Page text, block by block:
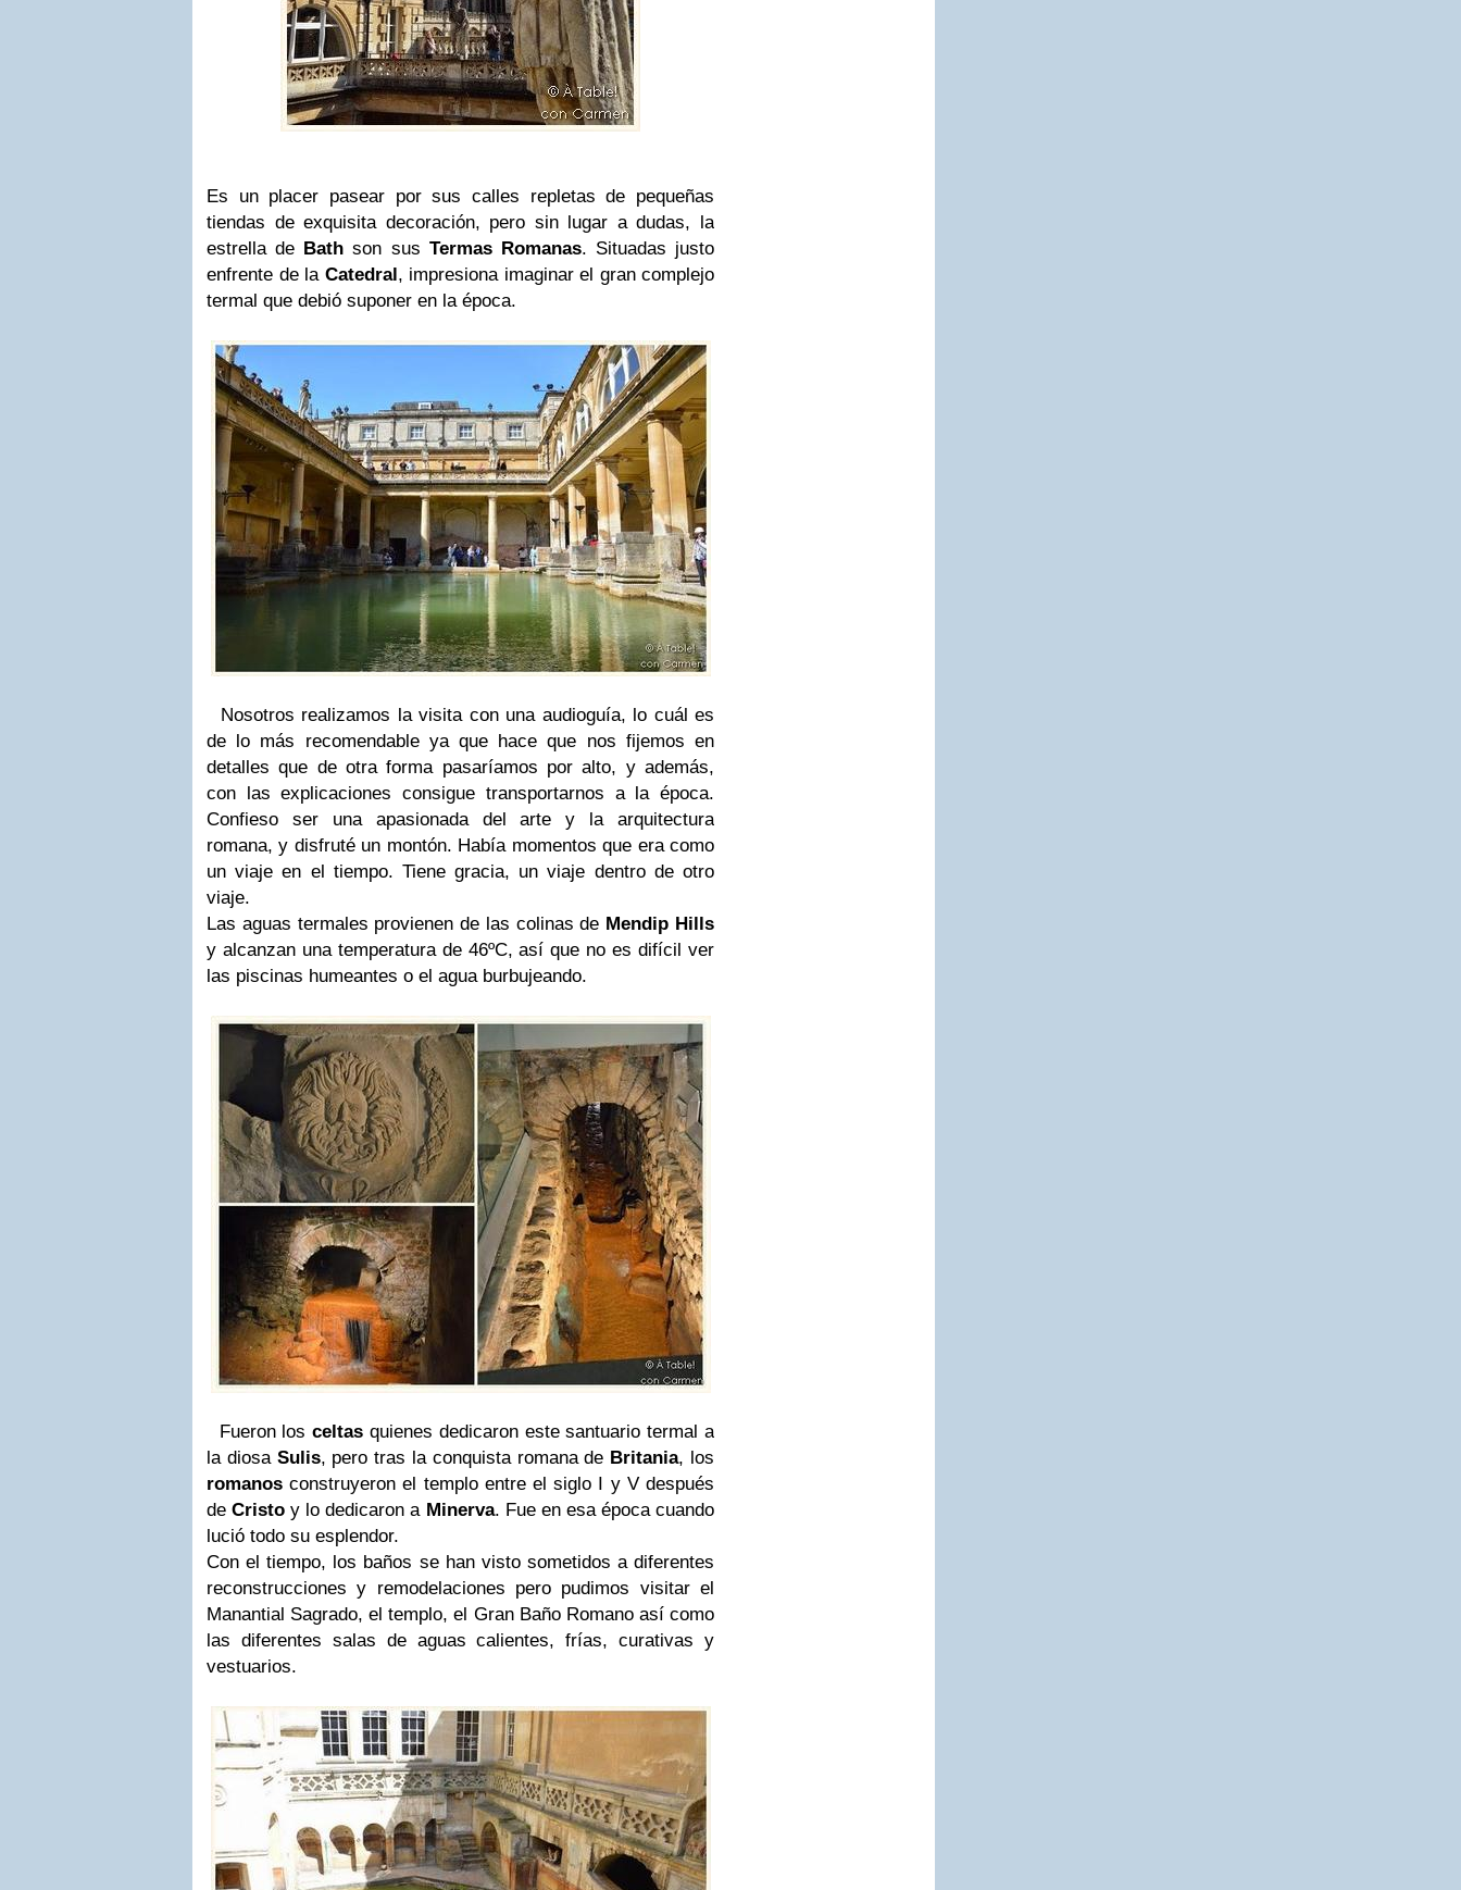
Es un placer pasear por sus calles repletas de pequeñas
tiendas de exquisita decoración, pero sin lugar a dudas, la
estrella de Bath son sus Termas Romanas. Situadas justo
enfrente de la Catedral, impresiona imaginar el gran complejo
termal que debió suponer en la época.
Nosotros realizamos la visita con una audioguía, lo cuál es
de lo más recomendable ya que hace que nos fijemos en
detalles que de otra forma pasaríamos por alto, y además,
con las explicaciones consigue transportarnos a la época.
Confieso ser una apasionada del arte y la arquitectura
romana, y disfruté un montón. Había momentos que era como
un viaje en el tiempo. Tiene gracia, un viaje dentro de otro
viaje.
Las aguas termales provienen de las colinas de Mendip Hills
y alcanzan una temperatura de 46ºC, así que no es difícil ver
las piscinas humeantes o el agua burbujeando.
Fueron losceltasquienes dedicaron este santuario termal a
la diosa Sulis, pero tras la conquista romana de Britania, los
romanosconstruyeron el templo entre el siglo I y V después
deCristo y lo dedicaron a Minerva. Fue en esa época cuando
lució todo su esplendor.
Con el tiempo, los baños se han visto sometidos a diferentes
reconstrucciones y remodelaciones pero pudimos visitar el
Manantial Sagrado, el templo, el Gran Baño Romano así como
las diferentes salas de aguas calientes, frías, curativas y
vestuarios.